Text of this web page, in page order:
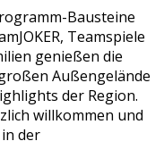
Bausteine
Teamspiele
genießen die
Außengelände
der Region.
willkommen und
der